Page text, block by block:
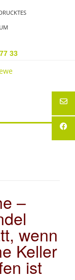
33
–
wenn
Keller
ist